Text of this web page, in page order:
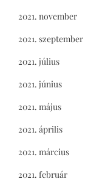
2021. november
2021. szeptember
2021. július
2021. június
2021. május
2021. április
2021. március
2021. február